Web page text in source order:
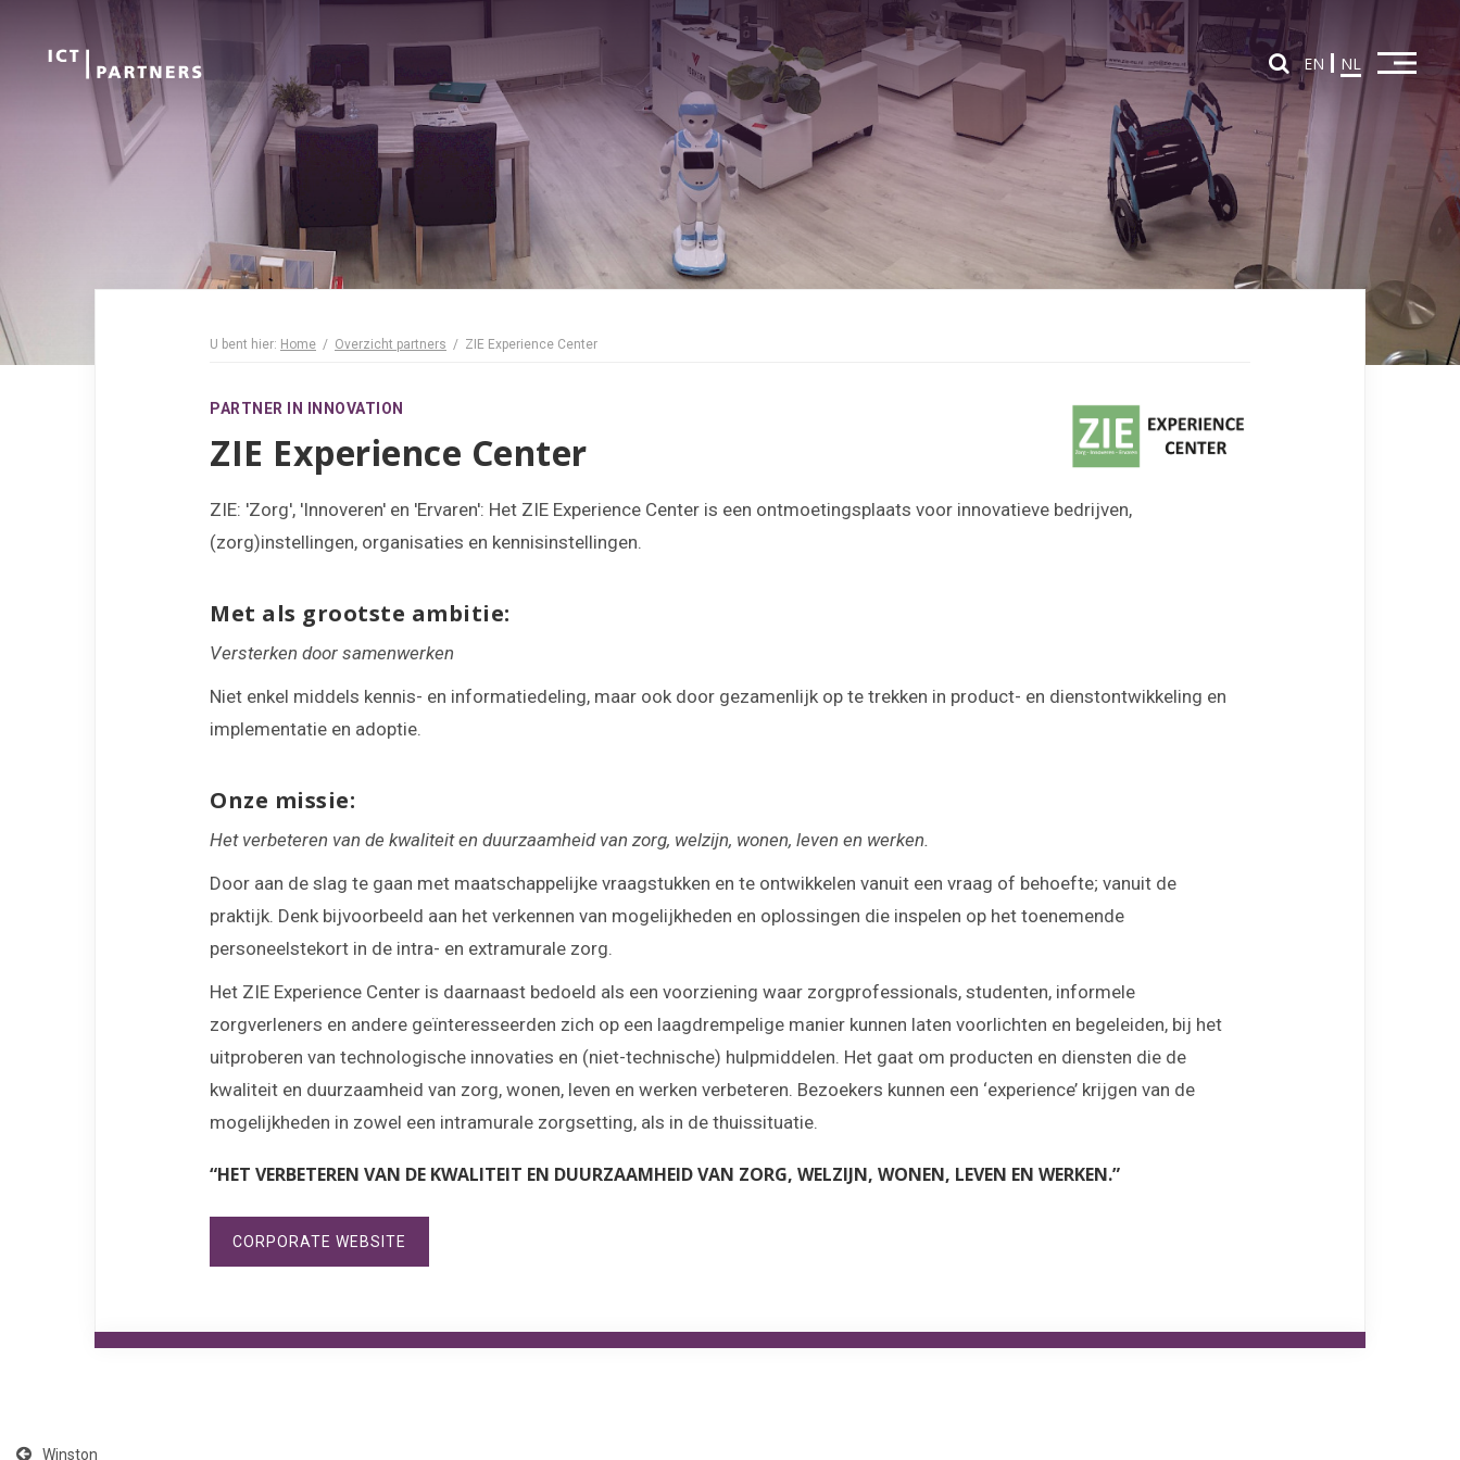
EN NL
Home
Overzicht partners
Partners in Education
Partners in Innovation
U bent hier: Home Overzicht partners ZIE Experience Center
PARTNER IN INNOVATION
ZIE Experience Center
ZIE: 'Zorg', 'Innoveren' en 'Ervaren': Het ZIE Experience Center is een ontmoetingsplaats voor innovatieve bedrijven,
(zorg)instellingen, organisaties en kennisinstellingen.
Met als grootste ambitie:
Versterken door samenwerken
Niet enkel middels kennis- en informatiedeling, maar ook door gezamenlijk op te trekken in product- en dienstontwikkeling en
implementatie en adoptie.
Onze missie:
Het verbeteren van de kwaliteit en duurzaamheid van zorg, welzijn, wonen, leven en werken.
Door aan de slag te gaan met maatschappelijke vraagstukken en te ontwikkelen vanuit een vraag of behoefte; vanuit de
praktijk. Denk bijvoorbeeld aan het verkennen van mogelijkheden en oplossingen die inspelen op het toenemende
personeelstekort in de intra- en extramurale zorg.
Het ZIE Experience Center is daarnaast bedoeld als een voorziening waar zorgprofessionals, studenten, informele
zorgverleners en andere geïnteresseerden zich op een laagdrempelige manier kunnen laten voorlichten en begeleiden, bij het
uitproberen van technologische innovaties en (niet-technische) hulpmiddelen. Het gaat om producten en diensten die de
kwaliteit en duurzaamheid van zorg, wonen, leven en werken verbeteren. Bezoekers kunnen een ‘experience’ krijgen van de
mogelijkheden in zowel een intramurale zorgsetting, als in de thuissituatie.
“HET VERBETEREN VAN DE KWALITEIT EN DUURZAAMHEID VAN ZORG, WELZIJN, WONEN, LEVEN EN WERKEN.”
CORPORATE WEBSITE
Winston